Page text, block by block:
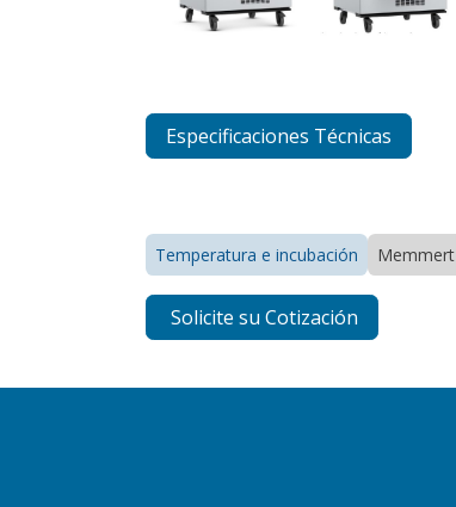
Especificaciones Técnicas
Temperatura e incubación Memmert
Solicite su Cotización